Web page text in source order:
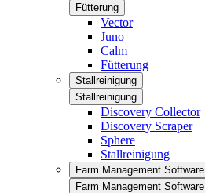
Fütterung
Vector
Juno
Calm
Fütterung
Stallreinigung
Stallreinigung
Discovery Collector
Discovery Scraper
Sphere
Stallreinigung
Farm Management Software
Farm Management Software